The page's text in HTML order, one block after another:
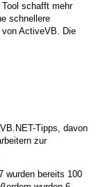
Tool schafft mehr
schnellere
ActiveVB. Die
Tipps, davon
zur
wurden bereits 100